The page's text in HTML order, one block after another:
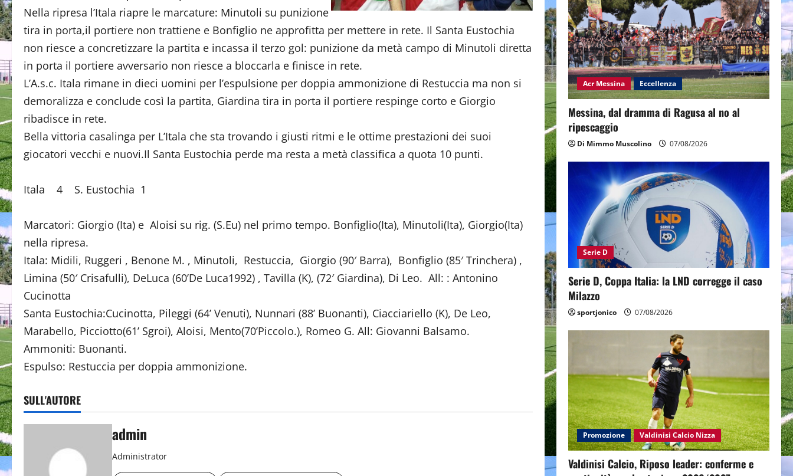
Nella ripresa l’Itala riapre le marcature: Minutoli su punizione
tira in porta,il portiere non trattiene e Bonfiglio ne approfitta per mettere in rete. Il Santa Eustochia
non riesce a concretizzare la partita e incassa il terzo gol: punizione da metà campo di Minutoli diretta
in porta il portiere avversario non riesce a bloccarla e finisce in rete.
L’A.s.c. Itala rimane in dieci uomini per l’espulsione per doppia ammonizione di Restuccia ma non si
demoralizza e conclude così la partita, Giardina tira in porta il portiere respinge corto e Giorgio
ribadisce in rete.
Bella vittoria casalinga per L’Itala che sta trovando i giusti ritmi e le ottime prestazioni dei suoi
giocatori vecchi e nuovi.Il Santa Eustochia perde ma resta a metà classifica a quota 10 punti.
Itala 4 S. Eustochia 1
Marcatori: Giorgio (Ita) e Aloisi su rig. (S.Eu) nel primo tempo. Bonfiglio(Ita), Minutoli(Ita), Giorgio(Ita)
nella ripresa.
Itala: Midili, Ruggeri , Benone M. , Minutoli, Restuccia, Giorgio (90′ Barra), Bonfiglio (85′ Trinchera) ,
Limina (50′ Crisafulli), DeLuca (60’De Luca1992) , Tavilla (K), (72′ Giardina), Di Leo. All: : Antonino
Cucinotta
Santa Eustochia:Cucinotta, Pileggi (64’ Venuti), Nunnari (88’ Buonanti), Ciacciariello (K), De Leo,
Marabello, Picciotto(61’ Sgroi), Aloisi, Mento(70’Piccolo.), Romeo G. All: Giovanni Balsamo.
Ammoniti: Buonanti.
Espulso: Restuccia per doppia ammonizione.
SULL'AUTORE
admin
Administrator
Acr Messina Eccellenza
Messina, dal dramma di Ragusa al no al
ripescaggio
Di Mimmo Muscolino 07/08/2026
Serie D
Serie D, Coppa Italia: la LND corregge il caso
Milazzo
sportjonico 07/08/2026
Promozione Valdinisi Calcio Nizza
Valdinisi Calcio, Riposo leader: conferme e